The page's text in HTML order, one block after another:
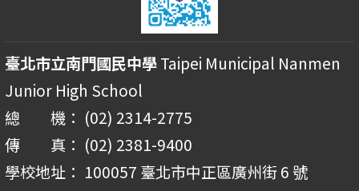
臺北市立南門國民中學Taipei Municipal Nanmen
Junior High School
總 機： (02) 2314-2775
傳 真： (02) 2381-9400
學校地址： 100057 臺北市中正區廣州街 6 號